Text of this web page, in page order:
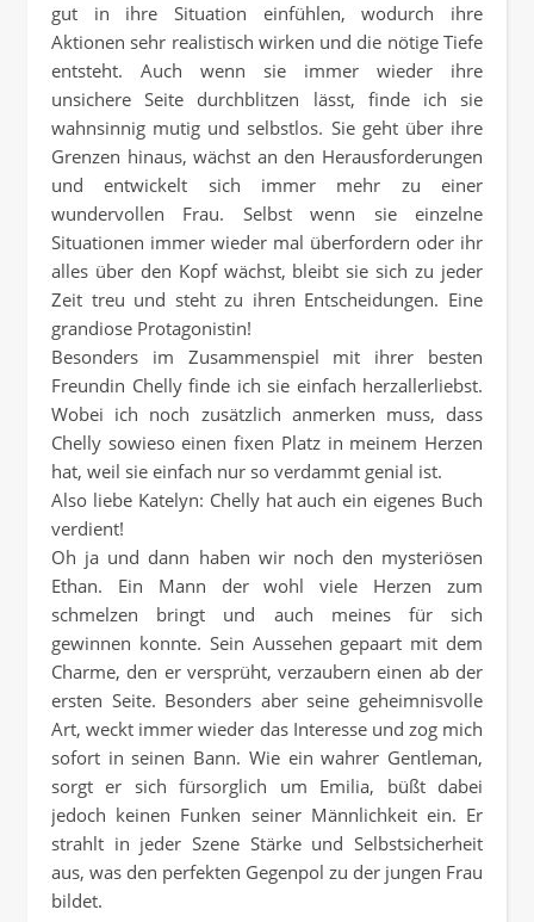
gut in ihre Situation einfühlen, wodurch ihre
Aktionen sehr realistisch wirken und die nötige Tiefe
entsteht. Auch wenn sie immer wieder ihre
unsichere Seite durchblitzen lässt, finde ich sie
wahnsinnig mutig und selbstlos. Sie geht über ihre
Grenzen hinaus, wächst an den Herausforderungen
und entwickelt sich immer mehr zu einer
wundervollen Frau. Selbst wenn sie einzelne
Situationen immer wieder mal überfordern oder ihr
alles über den Kopf wächst, bleibt sie sich zu jeder
Zeit treu und steht zu ihren Entscheidungen. Eine
grandiose Protagonistin!
Besonders im Zusammenspiel mit ihrer besten
Freundin Chelly finde ich sie einfach herzallerliebst.
Wobei ich noch zusätzlich anmerken muss, dass
Chelly sowieso einen fixen Platz in meinem Herzen
hat, weil sie einfach nur so verdammt genial ist.
Also liebe Katelyn: Chelly hat auch ein eigenes Buch
verdient!
Oh ja und dann haben wir noch den mysteriösen
Ethan. Ein Mann der wohl viele Herzen zum
schmelzen bringt und auch meines für sich
gewinnen konnte. Sein Aussehen gepaart mit dem
Charme, den er versprüht, verzaubern einen ab der
ersten Seite. Besonders aber seine geheimnisvolle
Art, weckt immer wieder das Interesse und zog mich
sofort in seinen Bann. Wie ein wahrer Gentleman,
sorgt er sich fürsorglich um Emilia, büßt dabei
jedoch keinen Funken seiner Männlichkeit ein. Er
strahlt in jeder Szene Stärke und Selbstsicherheit
aus, was den perfekten Gegenpol zu der jungen Frau
bildet.